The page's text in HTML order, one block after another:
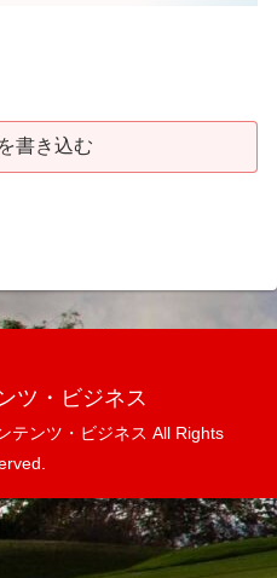
書き込む
ツ・ビジネス
テンツ・ビジネス All Rights